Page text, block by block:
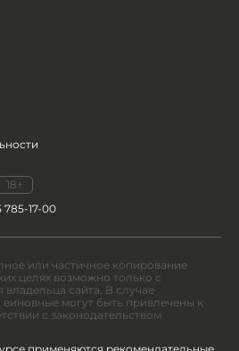
18+
785-17-00
или частичное копирование
целях возможно только с
сайта. В случае
могут быть привлечены к
с законодательством